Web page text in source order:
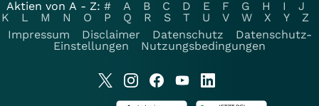
Aktien von A - Z: # A B C D E F G H I
J
K
L M N O P Q R S T U V W X Y
Z
Impressum
Disclaimer Datenschutz
Datenschutz-
Einstellungen
Nutzungsbedingungen